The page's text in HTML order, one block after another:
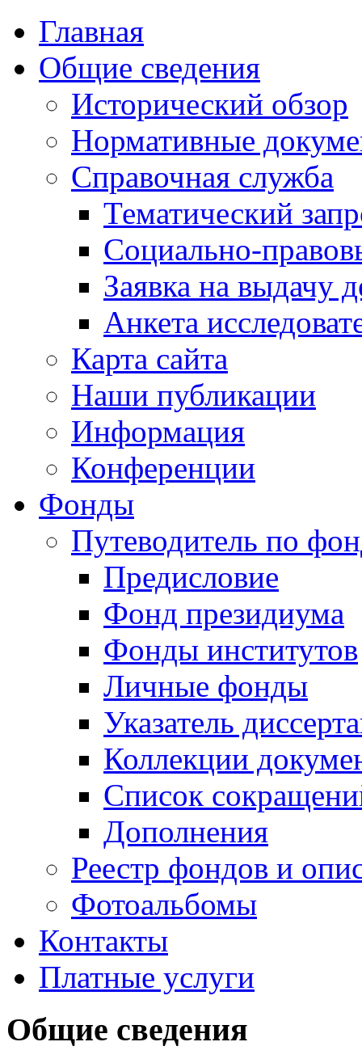
Главная
Общие сведения
Исторический обзор
Нормативные
Справочная служба
Тематический
Социально-
Заявка на выдачу
Анкета
Карта сайта
Наши публикации
Информация
Конференции
Фонды
Путеводитель по
Предисловие
Фонд президиума
Фонды институтов
Личные фонды
Указатель
Коллекции
Список
Дополнения
Реестр фондов и
Фотоальбомы
Контакты
Платные услуги
Общие сведения